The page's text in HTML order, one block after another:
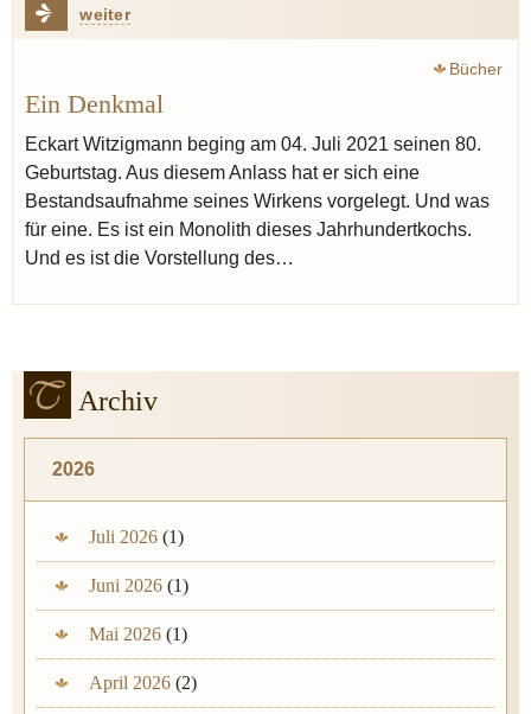
weiter
Bücher
Ein Denkmal
Eckart Witzigmann beging am 04. Juli 2021 seinen 80.
Geburtstag. Aus diesem Anlass hat er sich eine
Bestandsaufnahme seines Wirkens vorgelegt. Und was
für eine. Es ist ein Monolith dieses Jahrhundertkochs.
Und es ist die Vorstellung des…
Archiv
2026
Juli 2026 (1)
Juni 2026 (1)
Mai 2026 (1)
April 2026 (2)